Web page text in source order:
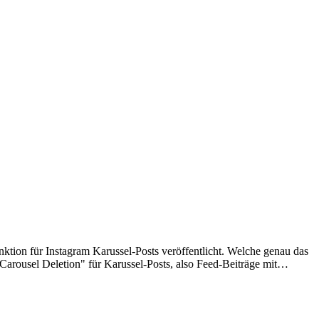
für Instagram Karussel-Posts veröffentlicht. Welche genau das
Deletion" für Karussel-Posts, also Feed-Beiträge mit…